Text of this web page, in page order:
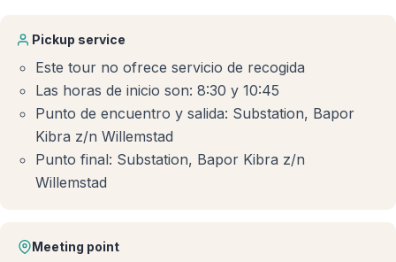
Pickup service
Este tour no ofrece servicio de recogida
Las horas de inicio son: 8:30 y 10:45
Punto de encuentro y salida: Substation, Bapor
Kibra z/n Willemstad
Punto final: Substation, Bapor Kibra z/n
Willemstad
Meeting point